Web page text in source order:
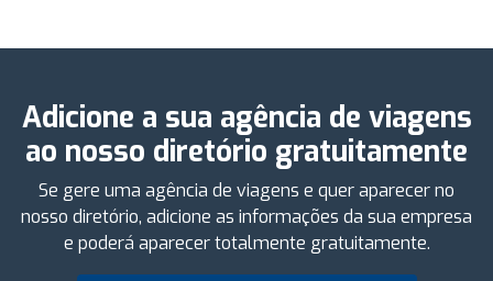
Adicione a sua agência de viagens
ao nosso diretório gratuitamente
Se gere uma agência de viagens e quer aparecer no
nosso diretório, adicione as informações da sua empresa
e poderá aparecer totalmente gratuitamente.